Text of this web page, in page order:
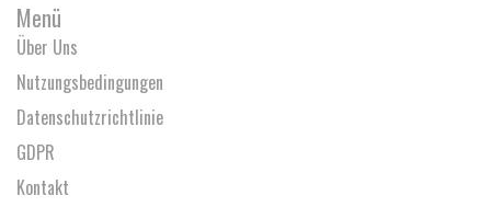
Menü
Über Uns
Nutzungsbedingungen
Datenschutzrichtlinie
GDPR
Kontakt